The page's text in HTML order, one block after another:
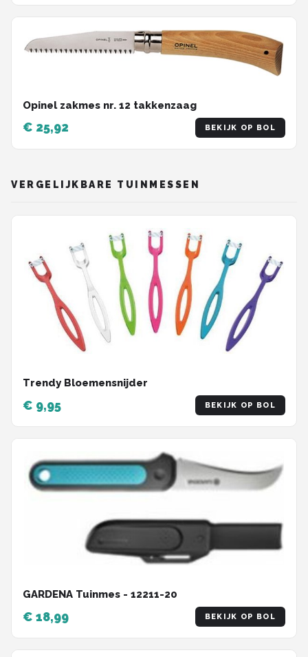
Opinel zakmes nr. 12 takkenzaag
€ 25,92 BEKIJK OP BOL
VERGELIJKBARE TUINMESSEN
Trendy Bloemensnijder
€ 9,95 BEKIJK OP BOL
GARDENA Tuinmes - 12211-20
€ 18,99 BEKIJK OP BOL